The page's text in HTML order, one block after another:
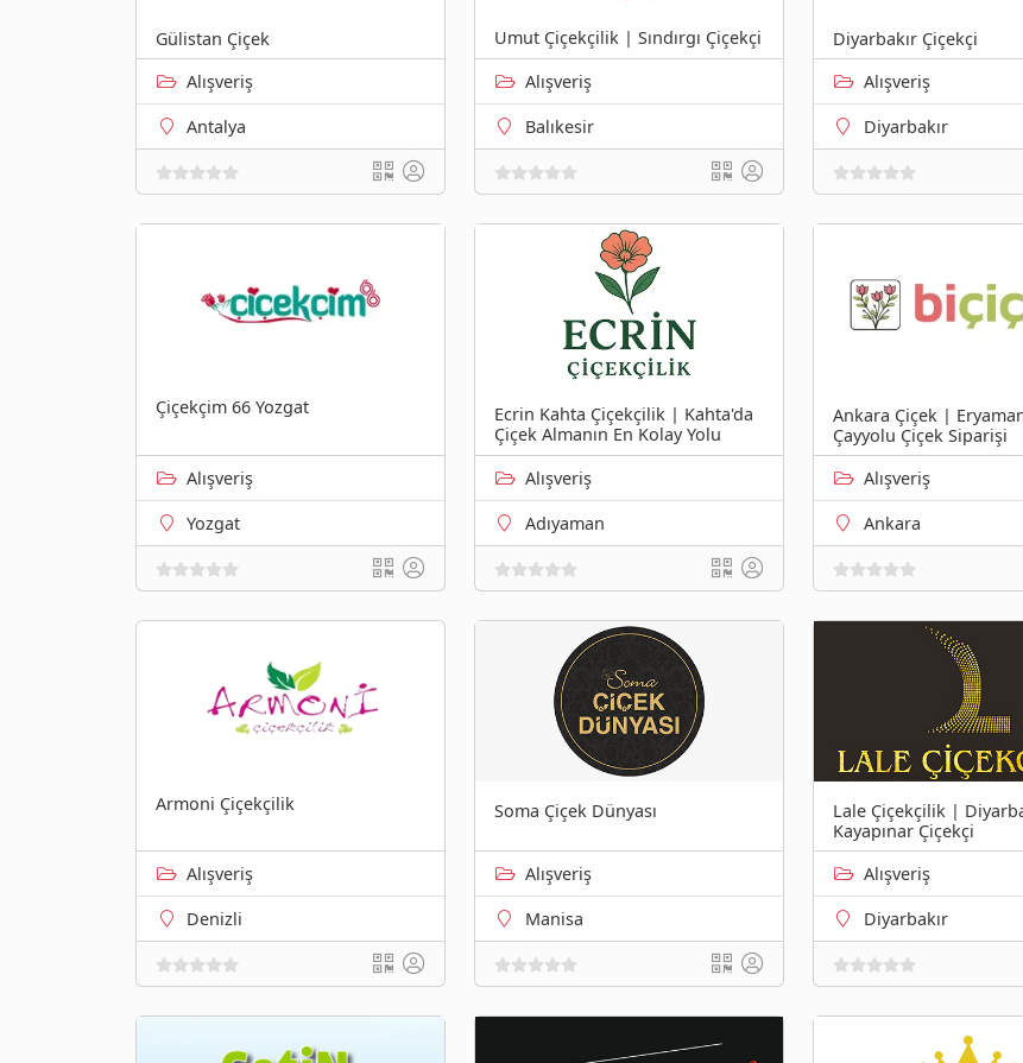
Gülistan Çiçek
Alışveriş
Antalya
Umut Çiçekçilik | Sındırgı Çiçekçi
Alışveriş
Balıkesir
Diyarbakır Çiçekçi
Alışveriş
Diyarbakır
Çiçekçim 66 Yozgat
Alışveriş
Yozgat
Ecrin Kahta Çiçekçilik | Kahta'da
Çiçek Almanın En Kolay Yolu
Alışveriş
Adıyaman
Ankara Çiçek |
Çayyolu Çiçek Siparişi
Alışveriş
Ankara
Armoni Çiçekçilik
Alışveriş
Denizli
Soma Çiçek Dünyası
Alışveriş
Manisa
Lale Çiçekçilik |
Kayapınar Çiçekçi
Alışveriş
Diyarbakır